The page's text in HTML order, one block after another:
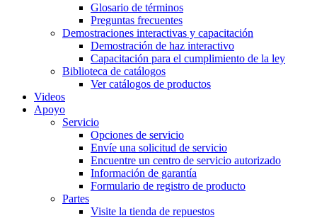
Glosario de términos
Preguntas frecuentes
Demostraciones interactivas y capacitación
Demostración de haz interactivo
Capacitación para el cumplimiento de la ley
Biblioteca de catálogos
Ver catálogos de productos
Videos
Apoyo
Servicio
Opciones de servicio
Envíe una solicitud de servicio
Encuentre un centro de servicio autorizado
Información de garantía
Formulario de registro de producto
Partes
Visite la tienda de repuestos